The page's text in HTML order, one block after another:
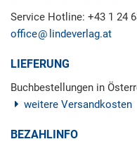
Service Hotline: +43 1 24
office
lindeverlag.at
LIEFERUNG
Buchbestellungen in
weitere Versandkosten
BEZAHLINFO